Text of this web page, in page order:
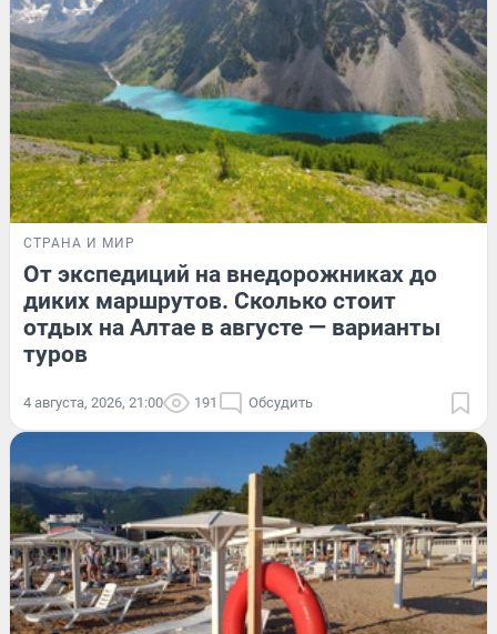
СТРАНА И МИР
От экспедиций на внедорожниках до
диких маршрутов. Сколько стоит
отдых на Алтае в августе — варианты
туров
4 августа, 2026, 21:00 191 Обсудить